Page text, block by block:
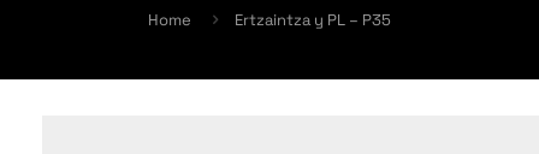
Home Ertzaintza y PL – P35